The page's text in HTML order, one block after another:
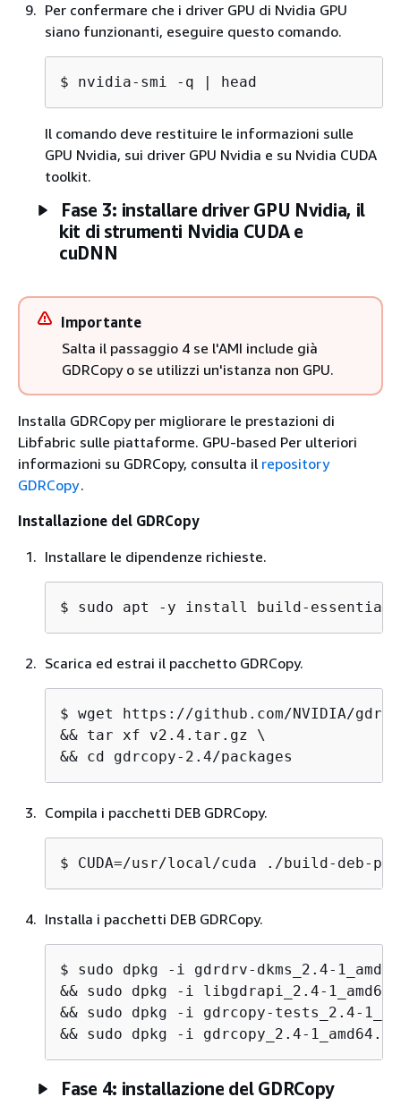
Per confermare che i driver GPU di Nvidia GPU
siano funzionanti, eseguire questo comando.
$ nvidia-smi -q | head
Il comando deve restituire le informazioni sulle
GPU Nvidia, sui driver GPU Nvidia e su Nvidia CUDA
toolkit.
Fase 3: installare driver GPU Nvidia, il
kit di strumenti Nvidia CUDA e
cuDNN
Importante
Salta il passaggio 4 se l'AMI include già
GDRCopy o se utilizzi un'istanza non GPU.
Installa GDRCopy per migliorare le prestazioni di
Libfabric sulle piattaforme. GPU-based Per ulteriori
informazioni su GDRCopy, consulta il repository
GDRCopy.
Installazione del GDRCopy
Installare le dipendenze richieste.
$ sudo apt -y install build-essential
Scarica ed estrai il pacchetto GDRCopy.
$ wget https://github.com/NVIDIA/
&& tar xf v2.4.tar.gz \
&& cd gdrcopy-2.4/packages
Compila i pacchetti DEB GDRCopy.
$ CUDA=/usr/local/cuda ./build-deb-
Installa i pacchetti DEB GDRCopy.
$ sudo dpkg -i gdrdrv-dkms_2.4-
&& sudo dpkg -i libgdrapi_2.4-
&& sudo dpkg -i gdrcopy-tests_2.4-
&& sudo dpkg -i gdrcopy_2.4-
Fase 4: installazione del GDRCopy